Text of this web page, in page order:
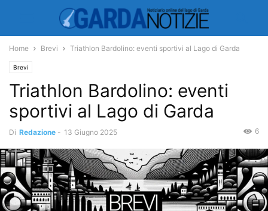
Home Brevi Triathlon Bardolino: eventi sportivi al Lago di Garda
Brevi
Triathlon Bardolino: eventi
sportivi al Lago di Garda
Di Redazione - 13 Giugno 2025 6